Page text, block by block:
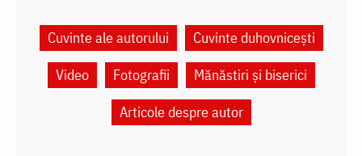
Cuvinte ale autorului
Cuvinte duhovnicești
Video
Fotografii
Mănăstiri și biserici
Articole despre autor